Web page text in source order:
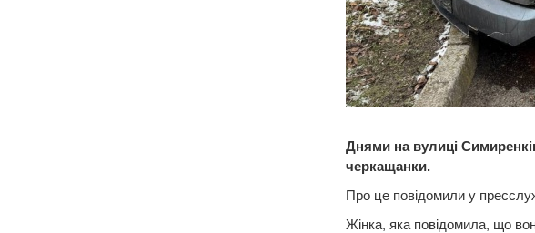
Днями на вулиці
черкащанки.
Про це повідомили у
Жінка, яка повідомила, що